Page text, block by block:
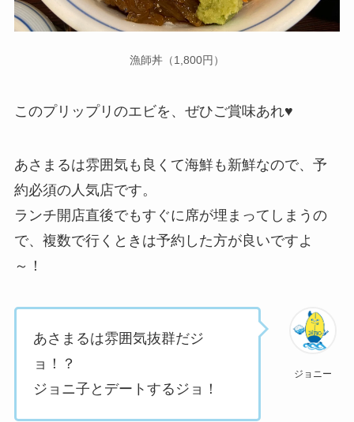
漁師丼（1,800円）
このプリップリのエビを、ぜひご賞味あれ♥
あさまるは雰囲気も良くて海鮮も新鮮なので、予
約必須の人気店です。
ランチ開店直後でもすぐに席が埋まってしまうの
で、複数で行くときは予約した方が良いですよ
～！
ジョニー
あさまるは雰囲気抜群だジ
ョ！？
ジョニ子とデートするジョ！